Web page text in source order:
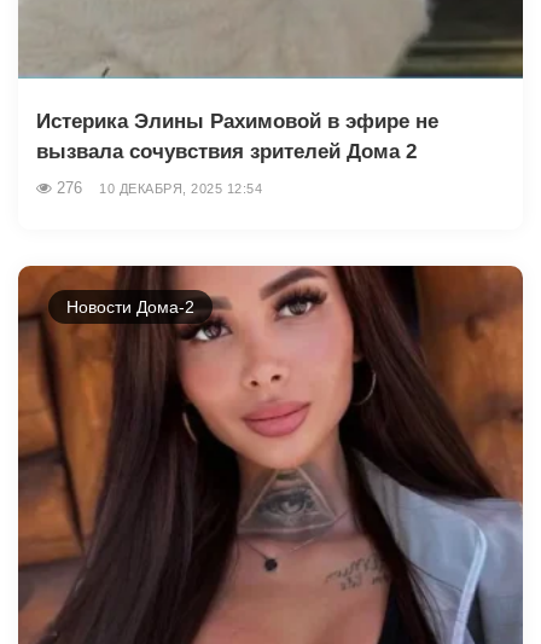
Истерика Элины Рахимовой в эфире не
вызвала сочувствия зрителей Дома 2
276 10 ДЕКАБРЯ, 2025 12:54
Новости Дома-2